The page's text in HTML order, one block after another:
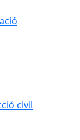
civil